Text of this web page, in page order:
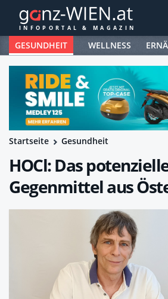
GESUNDHEIT WELLNESS
Startseite Gesundheit
HOCl: Das
Gegenmittel aus